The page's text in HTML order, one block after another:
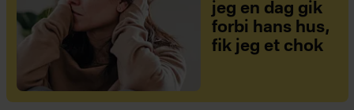
jeg en dag gik
forbi hans hus,
fik jeg et chok